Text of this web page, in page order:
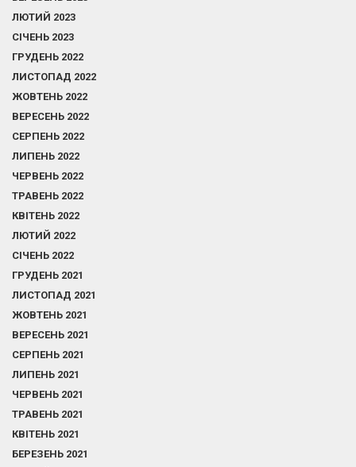
ЛЮТИЙ 2023
СІЧЕНЬ 2023
ГРУДЕНЬ 2022
ЛИСТОПАД 2022
ЖОВТЕНЬ 2022
ВЕРЕСЕНЬ 2022
СЕРПЕНЬ 2022
ЛИПЕНЬ 2022
ЧЕРВЕНЬ 2022
ТРАВЕНЬ 2022
КВІТЕНЬ 2022
ЛЮТИЙ 2022
СІЧЕНЬ 2022
ГРУДЕНЬ 2021
ЛИСТОПАД 2021
ЖОВТЕНЬ 2021
ВЕРЕСЕНЬ 2021
СЕРПЕНЬ 2021
ЛИПЕНЬ 2021
ЧЕРВЕНЬ 2021
ТРАВЕНЬ 2021
КВІТЕНЬ 2021
БЕРЕЗЕНЬ 2021